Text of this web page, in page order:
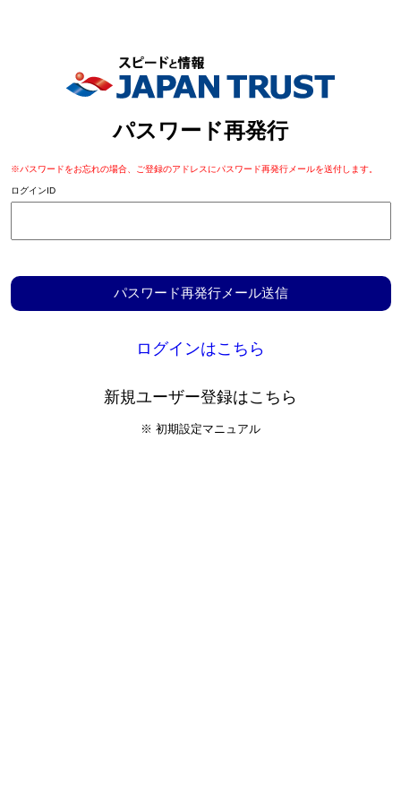
パスワード再発行
※パスワードをお忘れの場合、ご登録のアドレスにパスワード再発行メールを送付します。
ログインID
ログインはこちら
新規ユーザー登録はこちら
※ 初期設定マニュアル